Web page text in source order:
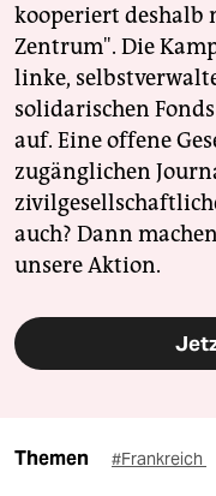
kooperiert deshalb
Zentrum". Die
linke,
solidarischen
auf. Eine offene
zugänglichen
auch? Dann
unsere Aktion.
Themen #Frankreich